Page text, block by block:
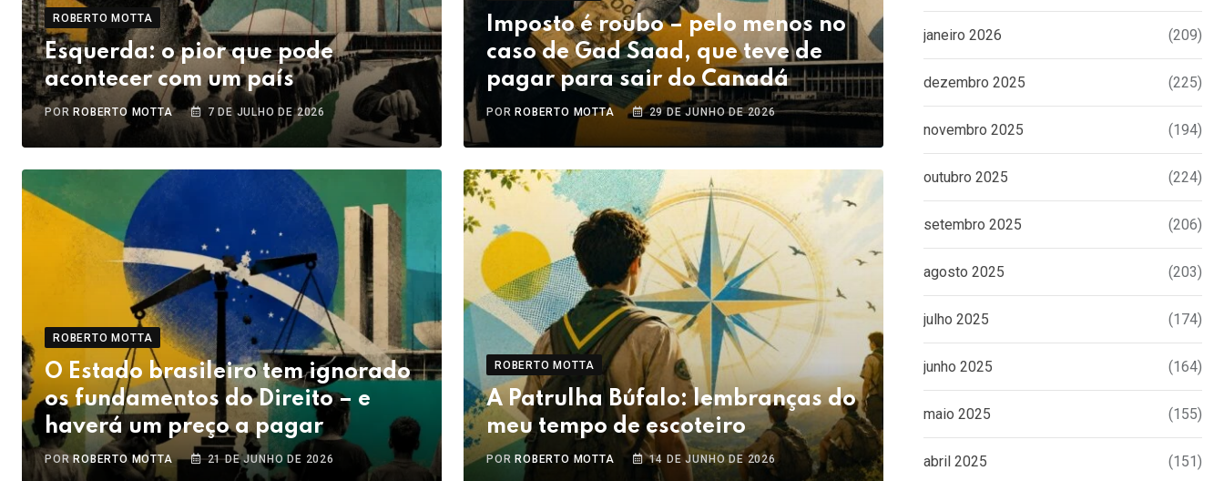
ROBERTO MOTTA
Esquerda: o pior que pode
acontecer com um país
POR ROBERTO MOTTA 7 DE JULHO DE 2026
Imposto é roubo – pelo menos no
caso de Gad Saad, que teve de
pagar para sair do Canadá
POR ROBERTO MOTTA 29 DE JUNHO DE 2026
ROBERTO MOTTA
O Estado brasileiro tem ignorado
os fundamentos do Direito – e
haverá um preço a pagar
PORROBERTO MOTTA 21 DE JUNHO DE 2026
ROBERTO MOTTA
A Patrulha Búfalo: lembranças do
meu tempo de escoteiro
POR ROBERTO MOTTA 14 DE JUNHO DE 2026
janeiro 2026 (209)
dezembro 2025 (225)
novembro 2025 (194)
outubro 2025 (224)
setembro 2025 (206)
agosto 2025 (203)
julho 2025 (174)
junho 2025 (164)
maio 2025 (155)
abril 2025 (151)